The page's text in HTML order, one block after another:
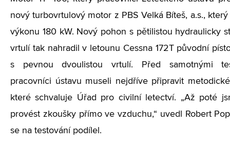
nový turbovrtulový motor z PBS Velká Bíteš, a.s.,
výkonu 180 kW. Nový pohon s pětilistou hydraulicky
vrtulí tak nahradil v letounu Cessna 172T původní
s pevnou dvoulistou vrtulí. Před samotnými
pracovníci ústavu museli nejdříve připravit
které schvaluje Úřad pro civilní letectví. „Až poté
provést zkoušky přímo ve vzduchu,“ uvedl Robert
se na testování podílel.